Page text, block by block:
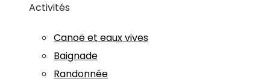
Activités
Canoë et eaux vives
Baignade
Randonnée